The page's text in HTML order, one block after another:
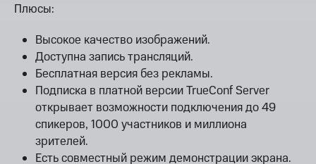
Плюсы:
Высокое качество изображений.
Доступна запись трансляций.
Бесплатная версия без рекламы.
Подписка в платной версии TrueConf Server
открывает возможности подключения до 49
спикеров, 1000 участников и миллиона
зрителей.
Есть совместный режим демонстрации экрана.